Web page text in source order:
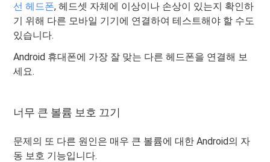
선 헤드폰, 헤드셋 자체에 이상이나 손상이 있는지 확인하
기 위해 다른 모바일 기기에 연결하여 테스트해야 할 수도
있습니다.
Android 휴대폰에 가장 잘 맞는 다른 헤드폰을 연결해 보
세요.
너무 큰 볼륨 보호 끄기
문제의 또 다른 원인은 매우 큰 볼륨에 대한 Android의 자
동 보호 기능입니다.